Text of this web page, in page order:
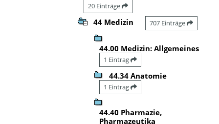
20 Einträge
44 Medizin 707 Einträge
44.00 Medizin: Allgemeines
1 Eintrag
44.34 Anatomie
1 Eintrag
44.40 Pharmazie,
Pharmazeutika